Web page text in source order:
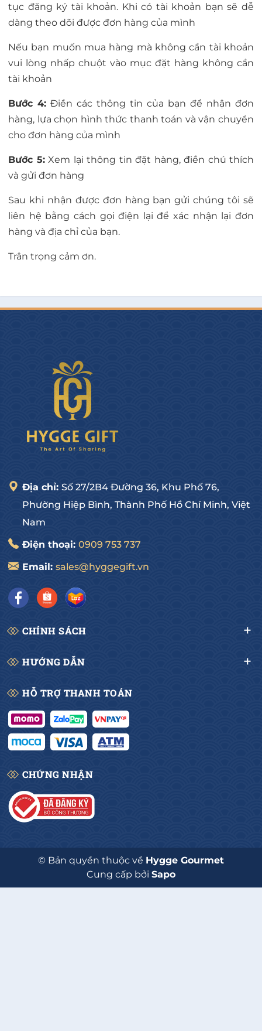
tục đăng ký tài khoản. Khi có tài khoản bạn sẽ dễ
dàng theo dõi được đơn hàng của mình
Nếu bạn muốn mua hàng mà không cần tài khoản
vui lòng nhấp chuột vào mục đặt hàng không cần
tài khoản
Bước 4: Điền các thông tin của bạn để nhận đơn
hàng, lựa chọn hình thức thanh toán và vận chuyển
cho đơn hàng của mình
Bước 5:Xem lại thông tin đặt hàng, điền chú thích
và gửi đơn hàng
Sau khi nhận được đơn hàng bạn gửi chúng tôi sẽ
liên hệ bằng cách gọi điện lại để xác nhận lại đơn
hàng và địa chỉ của bạn.
Trân trọng cảm ơn.
Địa chỉ: Số 27/2B4 Đường 36, Khu Phố 76,
Phường Hiệp Bình, Thành Phố Hồ Chí Minh, Việt
Nam
Điện thoại: 0909 753 737
Email: sales@hyggegift.vn
CHÍNH SÁCH
HƯỚNG DẪN
HỖ TRỢ THANH TOÁN
CHỨNG NHẬN
© Bản quyền thuộc về Hygge Gourmet
Cung cấp bởi Sapo